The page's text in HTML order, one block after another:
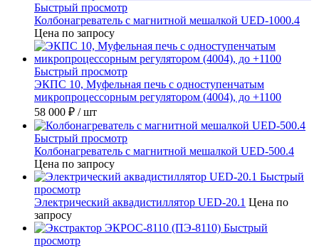
Быстрый просмотр
Колбонагреватель с магнитной мешалкой UED-1000.4
Цена по запросу
Быстрый просмотр
ЭКПС 10, Муфельная печь с одноступенчатым
микропроцессорным регулятором (4004), до +1100
58 000 ₽ / шт
Быстрый просмотр
Колбонагреватель с магнитной мешалкой UED-500.4
Цена по запросу
Быстрый
просмотр
Электрический аквадистиллятор UED-20.1 Цена по
запросу
Быстрый
просмотр